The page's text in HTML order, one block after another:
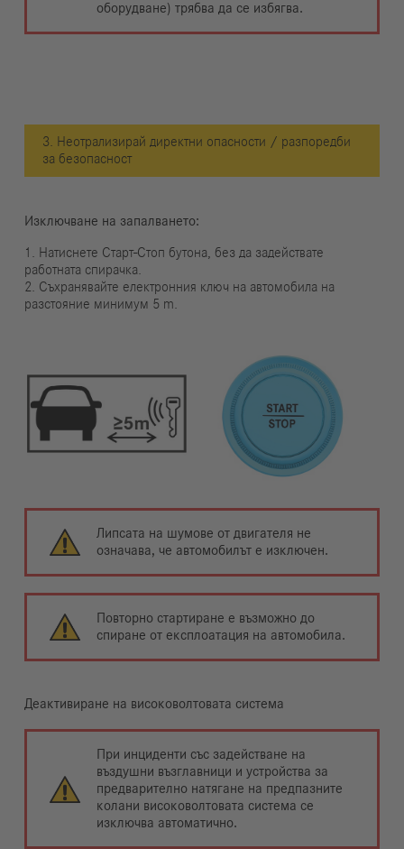
оборудване) трябва да се избягва.
3. Неотрализирай директни опасности / разпоредби
за безопасност
Изключване на запалването:
1. Натиснете Старт-Стоп бутона, без да задействате
работната спирачка.
2. Съхранявайте електронния ключ на автомобила на
разстояние минимум 5 m.
Липсата на шумове от двигателя не
означава, че автомобилът е изключен.
Повторно стартиране е възможно до
спиране от експлоатация на автомобила.
Деактивиране на високоволтовата система
При инциденти със задействане на
въздушни възглавници и устройства за
предварително натягане на предпазните
колани високоволтовата система се
изключва автоматично.